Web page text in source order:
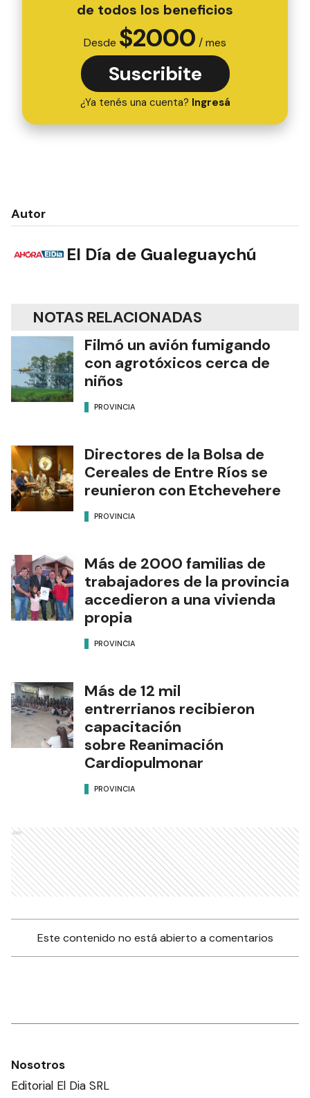
de todos los beneficios
Desde $2000 / mes
Suscribite
¿Ya tenés una cuenta? Ingresá
Autor
El Día de Gualeguaychú
NOTAS RELACIONADAS
Filmó un avión fumigando
con agrotóxicos cerca de
niños
PROVINCIA
Directores de la Bolsa de
Cereales de Entre Ríos se
reunieron con Etchevehere
PROVINCIA
Más de 2000 familias de
trabajadores de la provincia
accedieron a una vivienda
propia
PROVINCIA
Más de 12 mil
entrerrianos recibieron
capacitación
sobre Reanimación
Cardiopulmonar
PROVINCIA
Ads
Este contenido no está abierto a comentarios
Nosotros
Editorial El Dia SRL